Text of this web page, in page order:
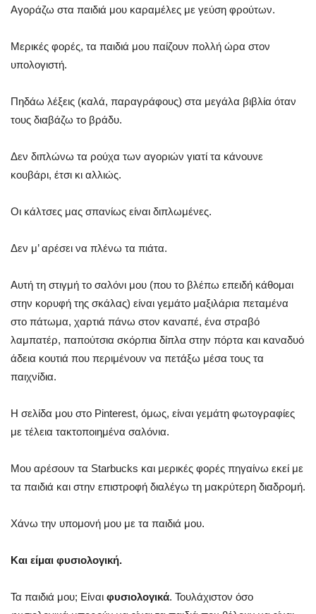
Αγοράζω στα παιδιά μου καραμέλες με γεύση φρούτων.
Μερικές φορές, τα παιδιά μου παίζουν πολλή ώρα στον
υπολογιστή.
Πηδάω λέξεις (καλά, παραγράφους) στα μεγάλα βιβλία όταν
τους διαβάζω το βράδυ.
Δεν διπλώνω τα ρούχα των αγοριών γιατί τα κάνουνε
κουβάρι, έτσι κι αλλιώς.
Οι κάλτσες μας σπανίως είναι διπλωμένες.
Δεν μ’ αρέσει να πλένω τα πιάτα.
Αυτή τη στιγμή το σαλόνι μου (που το βλέπω επειδή κάθομαι
στην κορυφή της σκάλας) είναι γεμάτο μαξιλάρια πεταμένα
στο πάτωμα, χαρτιά πάνω στον καναπέ, ένα στραβό
λαμπατέρ, παπούτσια σκόρπια δίπλα στην πόρτα και καναδυό
άδεια κουτιά που περιμένουν να πετάξω μέσα τους τα
παιχνίδια.
Η σελίδα μου στο Pinterest, όμως, είναι γεμάτη φωτογραφίες
με τέλεια τακτοποιημένα σαλόνια.
Μου αρέσουν τα Starbucks και μερικές φορές πηγαίνω εκεί με
τα παιδιά και στην επιστροφή διαλέγω τη μακρύτερη διαδρομή.
Χάνω την υπομονή μου με τα παιδιά μου.
Και είμαι φυσιολογική.
Τα παιδιά μου; Είναι φυσιολογικά. Τουλάχιστον όσο